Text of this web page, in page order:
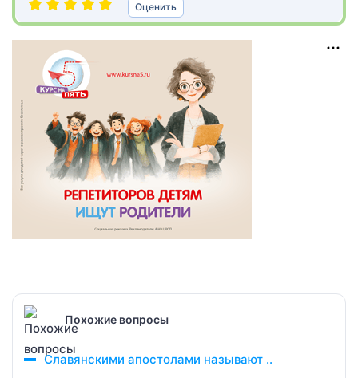
Оценить
Похожие вопросы
Славянскими апостолами называют ..